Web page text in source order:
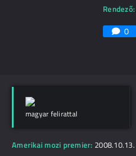
Rendező:
0
magyar felirattal
Amerikai mozi premier: 2008.10.13.